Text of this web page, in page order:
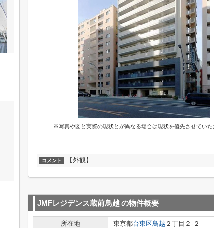
※写真や図と実際の現状とが異なる場合は現状を優先させていた
コメント 【外観】
JMFレジデンス蔵前鳥越の物件概要
所在地 東京都台東区鳥越 ２丁目２-２